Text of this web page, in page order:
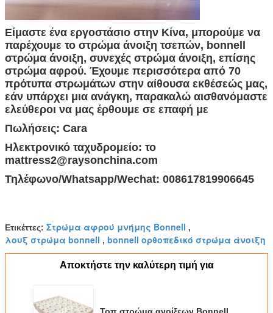
Είμαστε ένα εργοστάσιο στην Κίνα, μπορούμε να
παρέχουμε το στρώμα άνοιξη τσεπών, bonnell
στρώμα άνοιξη, συνεχές στρώμα άνοιξη, επίσης
στρώμα αφρού. Έχουμε περισσότερα από 70
πρότυπα στρωμάτων στην αίθουσα εκθέσεώς μας,
εάν υπάρχει μια ανάγκη, παρακαλώ αισθανόμαστε
ελεύθεροι να μας έρθουμε σε επαφή με
Πωλήσεις: Cara
Ηλεκτρονικό ταχυδρομείο: το
mattress2@raysonchina.com
Τηλέφωνο/Whatsapp/Wechat: 008617819906645
Ετικέττες: Στρώμα αφρού μνήμης Bonnell ,
λουξ στρώμα bonnell , bonnell ορθοπεδικό στρώμα άνοιξη
Αποκτήστε την καλύτερη τιμή για